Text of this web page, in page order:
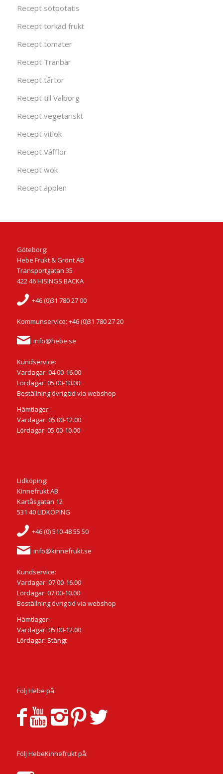
Recept sötpotatis
Recept torkad frukt
Recept tomater
Recept Tranbär
Recept tårtor
Recept till Valborg
Recept vegetariskt
Recept vitlök
Recept Våfflor
Recept wok
Recept äpplen
Göteborg:
Hebe Frukt & Grönt AB
Transportgatan 35
422 46 HISINGS BACKA
+46 (0)31 780 27 00
Kommunservice: +46 (0)31 780 27 20
info@hebe.se
Kundservice:
Vardagar: 04.00-16.00
Lördagar: 05.00-10.00
Beställning övrig tid via webshop
Hämtlager:
Vardagar: 05.00-12.00
Lördagar: 05.00-10.00
Lidköping:
Kinnefrukt AB
Kartåsgatan 12
531 40 LIDKÖPING
+46 (0) 510-48 55 50
info@kinnefrukt.se
Kundservice:
Vardagar: 07.00-16.00
Lördagar: 07.00-10.00
Beställning övrig tid via webshop
Hämtlager:
Vardagar: 05.00-12.00
Lördagar: Stängt
Följ Hebe på:
Följ HebeKinnefrukt på: